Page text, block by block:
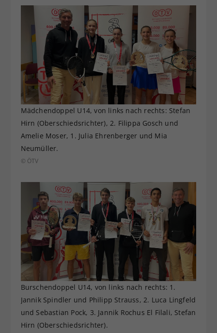
Mädchendoppel U14, von links nach rechts: Stefan
Hirn (Oberschiedsrichter), 2. Filippa Gosch und
Amelie Moser, 1. Julia Ehrenberger und Mia
Neumüller.
© ÖTV
Burschendoppel U14, von links nach rechts: 1.
Jannik Spindler und Philipp Strauss, 2. Luca Lingfeld
und Sebastian Pock, 3. Jannik Rochus El Filali, Stefan
Hirn (Oberschiedsrichter).